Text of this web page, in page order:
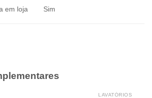
em loja Sim
LAVATÓRIOS